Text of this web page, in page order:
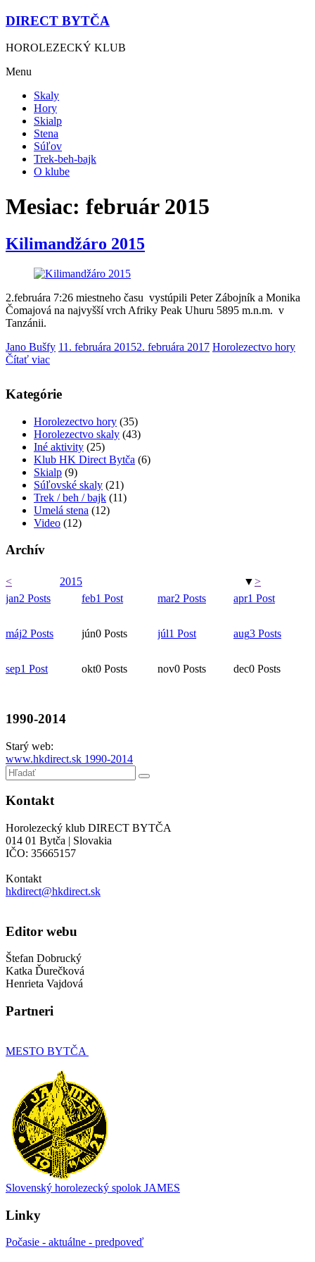
DIRECT BYTČA
HOROLEZECKÝ KLUB
Menu
Skaly
Hory
Skialp
Stena
Súľov
Trek-beh-bajk
O klube
Mesiac: február 2015
Kilimandžáro 2015
2.februára 7:26 miestneho času vystúpili Peter Zábojník a Monika
Čomajová na najvyšší vrch Afriky Peak Uhuru 5895 m.n.m. v
Tanzánii.
Jano Bušfy 11. februára 20152. februára 2017 Horolezectvo hory
Čítať viac
Kategórie
Horolezectvo hory (35)
Horolezectvo skaly (43)
Iné aktivity (25)
Klub HK Direct Bytča (6)
Skialp (9)
Súľovské skaly (21)
Trek / beh / bajk (11)
Umelá stena (12)
Video (12)
Archív
< 2015 ▼>
jan2 Posts feb1 Post mar2 Posts apr1 Post
máj2 Posts jún0 Posts júl1 Post aug3 Posts
sep1 Post okt0 Posts nov0 Posts dec0 Posts
1990-2014
Starý web:
www.hkdirect.sk 1990-2014
Kontakt
Horolezecký klub DIRECT BYTČA
014 01 Bytča | Slovakia
IČO: 35665157
Kontakt
hkdirect@hkdirect.sk
Editor webu
Štefan Dobrucký
Katka Ďurečková
Henrieta Vajdová
Partneri
MESTO BYTČA
Slovenský horolezecký spolok JAMES
Linky
Počasie - aktuálne - predpoveď